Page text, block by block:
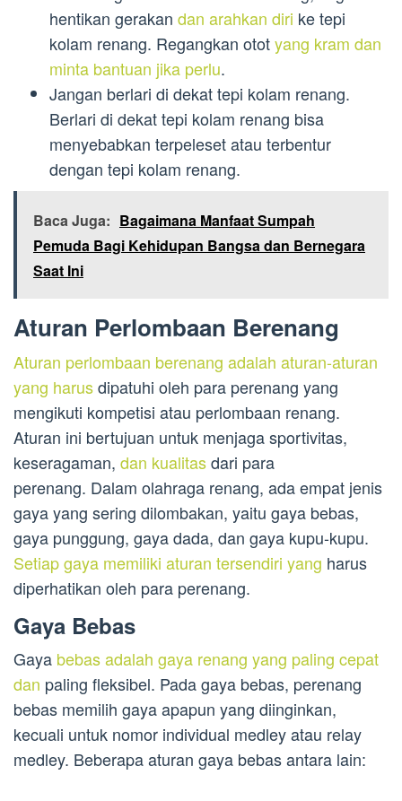
hentikan gerakan dan arahkan diri ke tepi
kolam renang. Regangkan ototyang kram dan
minta bantuan jika perlu.
Jangan berlari di dekat tepi kolam renang.
Berlari di dekat tepi kolam renang bisa
menyebabkan terpeleset atau terbentur
dengan tepi kolam renang.
Baca Juga: Bagaimana Manfaat Sumpah
Pemuda Bagi Kehidupan Bangsa dan Bernegara
Saat Ini
Aturan Perlombaan Berenang
Aturan perlombaan berenang adalah aturan-aturan
yang harusdipatuhi oleh para perenang yang
mengikuti kompetisi atau perlombaan renang.
Aturan ini bertujuan untuk menjaga sportivitas,
keseragaman, dan kualitasdari para
perenang. Dalam olahraga renang, ada empat jenis
gaya yang sering dilombakan, yaitu gaya bebas,
gaya punggung, gaya dada, dan gaya kupu-kupu.
Setiap gaya memiliki aturan tersendiri yang harus
diperhatikan oleh para perenang.
Gaya Bebas
Gaya bebas adalah gaya renang yang paling cepat
dan paling fleksibel. Pada gaya bebas, perenang
bebas memilih gaya apapun yang diinginkan,
kecuali untuk nomor individual medley atau relay
medley. Beberapa aturan gaya bebas antara lain: